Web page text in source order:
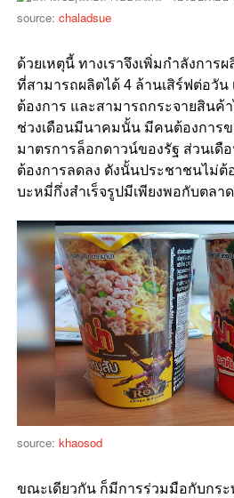
source: chaladsue
ด้วยเหตุนี้ ทางเราจึงเพิ่มกำลังการ
ที่สามารถผลิตได้ 4 ล้านเสิร์ฟต่อวัน
ต้องการ และสามารถกระจายสินค้
ช่วงเดือนมีนาคมนั้น มีคนต้องการข
มาตรการล็อกดาวน์ของรัฐ ส่วนเดื
ต้องการลดลง ดังนั้นประชาชนไม่ต้
บะหมี่กึ่งสำเร็จรูปมีเพียงพอกับตลา
source: khaosod
ขณะเดียวกัน ก็มีการร่วมมือกับกร